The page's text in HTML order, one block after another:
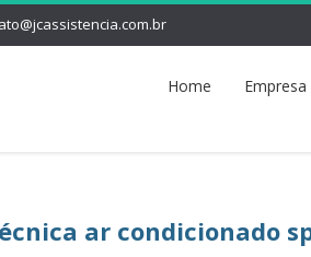
Home Empresa
ar condicionado